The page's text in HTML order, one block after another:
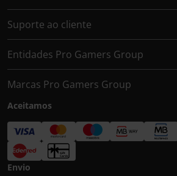
Suporte ao cliente
Entidades Pro Gamers Group
Marcas Pro Gamers Group
Aceitamos
Envio